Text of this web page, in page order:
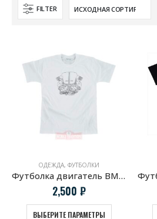
FILTER
ОДЕЖДА, ФУТБОЛКИ
Футболка двигатель BMW S85B50 V10
2,500 ₽
ВЫБЕРИТЕ ПАРАМЕТРЫ